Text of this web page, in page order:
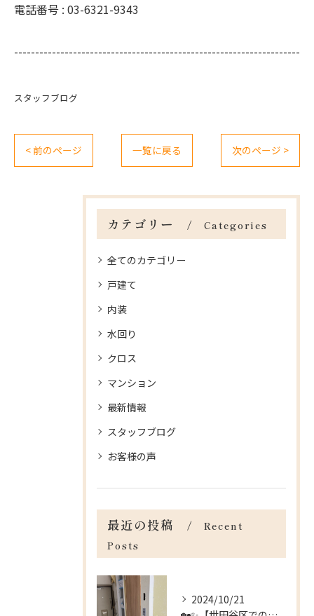
電話番号 : 03-6321-9343
--------------------------------------------------------------------
スタッフブログ
< 前のページ 一覧に戻る 次のページ >
カテゴリー Categories
全てのカテゴリー
戸建て
内装
水回り
クロス
マンション
最新情報
スタッフブログ
お客様の声
最近の投稿
Recent
Posts
2024/10/21